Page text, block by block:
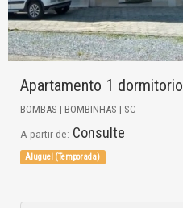
Apartamento 1 dormitorio
BOMBAS | BOMBINHAS | SC
A partir de: Consulte
Aluguel (Temporada)